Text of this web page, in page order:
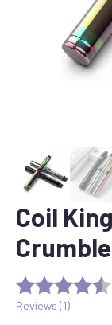
Coil
Reviews (1)